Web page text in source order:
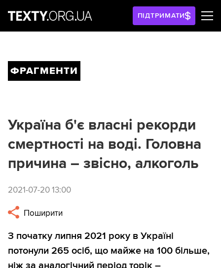
ПІДТРИМАТИ
ФРАГМЕНТИ
Україна б'є власні рекорди
смертності на воді. Головна
причина – звісно, алкоголь
2021-07-20 13:00
Поширити
З початку липня 2021 року в Україні
потонули 265 осіб, що майже на 100 більше,